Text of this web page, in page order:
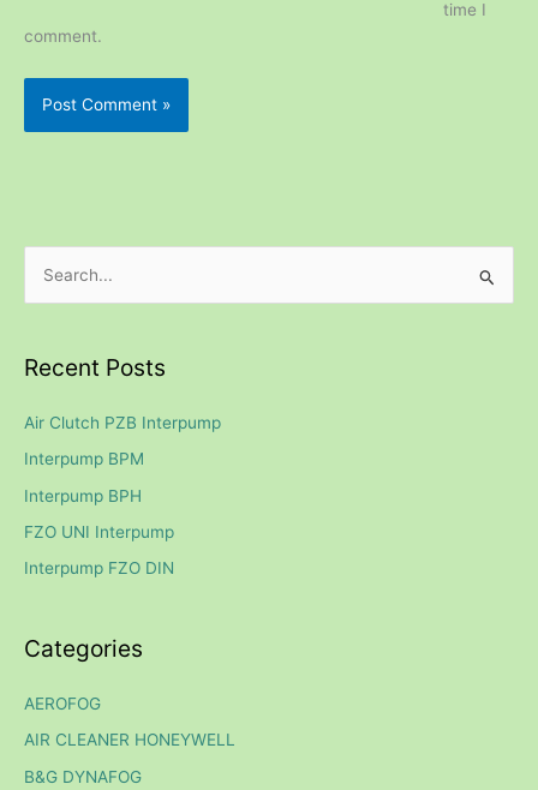
time I
comment.
r
o
r
:
Recent Posts
Air Clutch PZB Interpump
Interpump BPM
Interpump BPH
FZO UNI Interpump
Interpump FZO DIN
Categories
AEROFOG
AIR CLEANER HONEYWELL
B&G DYNAFOG